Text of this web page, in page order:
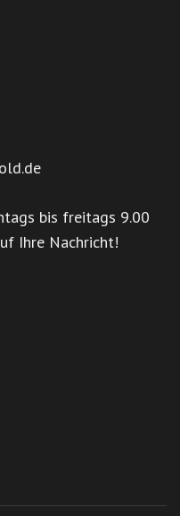
bis freitags 9.00
Ihre Nachricht!